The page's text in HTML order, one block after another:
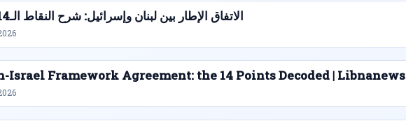
الاتفاق الإطار بين لبنان وإسرائيل: شرح النقاط الـ14 | ليبنانيوز
Israel Framework Agreement: the 14 Points Decoded | Libnanews